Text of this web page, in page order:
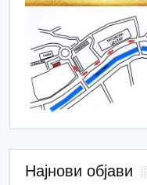
Најнови објави